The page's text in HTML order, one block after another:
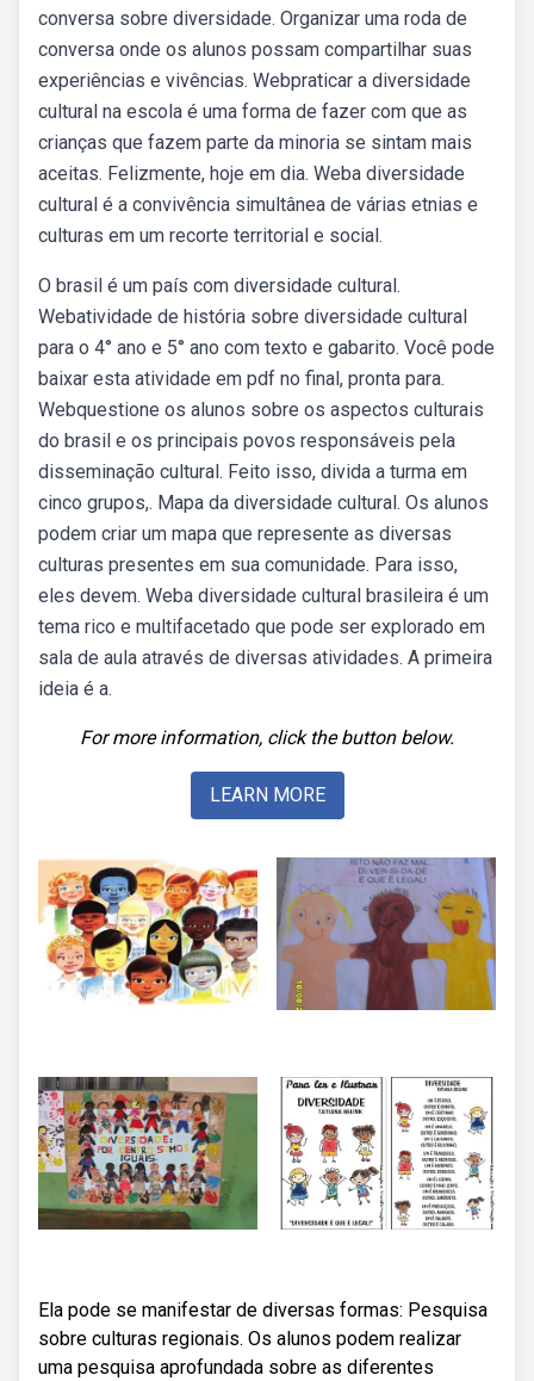
conversa sobre diversidade. Organizar uma roda de
conversa onde os alunos possam compartilhar suas
experiências e vivências. Webpraticar a diversidade
cultural na escola é uma forma de fazer com que as
crianças que fazem parte da minoria se sintam mais
aceitas. Felizmente, hoje em dia. Weba diversidade
cultural é a convivência simultânea de várias etnias e
culturas em um recorte territorial e social.
O brasil é um país com diversidade cultural.
Webatividade de história sobre diversidade cultural
para o 4° ano e 5° ano com texto e gabarito. Você pode
baixar esta atividade em pdf no final, pronta para.
Webquestione os alunos sobre os aspectos culturais
do brasil e os principais povos responsáveis pela
disseminação cultural. Feito isso, divida a turma em
cinco grupos,. Mapa da diversidade cultural. Os alunos
podem criar um mapa que represente as diversas
culturas presentes em sua comunidade. Para isso,
eles devem. Weba diversidade cultural brasileira é um
tema rico e multifacetado que pode ser explorado em
sala de aula através de diversas atividades. A primeira
ideia é a.
For more information, click the button below.
LEARN MORE
Ela pode se manifestar de diversas formas: Pesquisa
sobre culturas regionais. Os alunos podem realizar
uma pesquisa aprofundada sobre as diferentes